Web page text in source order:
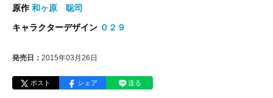
原作和ヶ原 聡司
キャラクターデザイン ０２９
発売日： 2015年03月26日
ポスト シェア 送る